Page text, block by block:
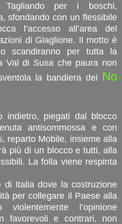
Tagliando per i boschi,
sfondando con un flessibile
l’accesso all’area del
di Giaglione. Il motto è
scandiranno per tutta la
Val di Susa che paura non
la bandiera dei
No
indietro, piegati dal blocco
antisommossa e con
reparto Mobile, insieme alla
più di un blocco e tutti, alla
La folla viene respinta
di Italia dove la costruzione
per collegare il Paese alla
l’opinione
favorevoli e contrari, non